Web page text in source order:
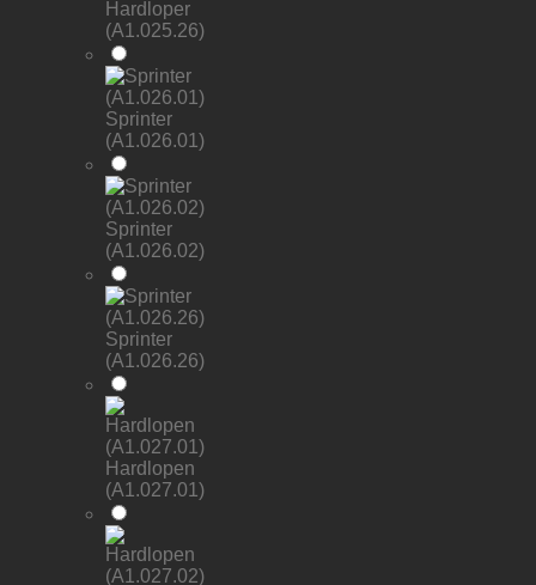
Hardloper
(A1.025.26)
Sprinter
(A1.026.01)
Sprinter
(A1.026.02)
Sprinter
(A1.026.26)
Hardlopen
(A1.027.01)